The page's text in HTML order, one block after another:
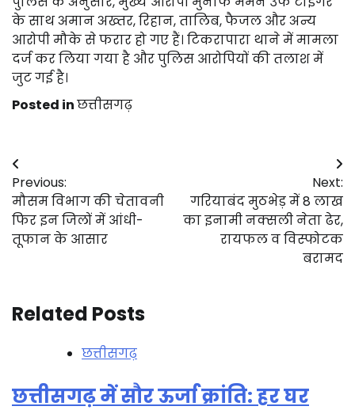
के साथ अमान अख्तर, रिहान, तालिब, फैजल और अन्य
आरोपी मौके से फरार हो गए हैं। टिकरापारा थाने में मामला
दर्ज कर लिया गया है और पुलिस आरोपियों की तलाश में
जुट गई है।
Posted inछत्तीसगढ़
Post
navigation
Previous:
मौसम विभाग की चेतावनी
फिर इन जिलों में आंधी-
तूफान के आसार
Next:
गरियाबंद मुठभेड़ में 8 लाख
का इनामी नक्सली नेता ढेर,
रायफल व विस्फोटक
बरामद
Related Posts
छत्तीसगढ़
छत्तीसगढ़ में सौर ऊर्जा क्रांति: हर घर